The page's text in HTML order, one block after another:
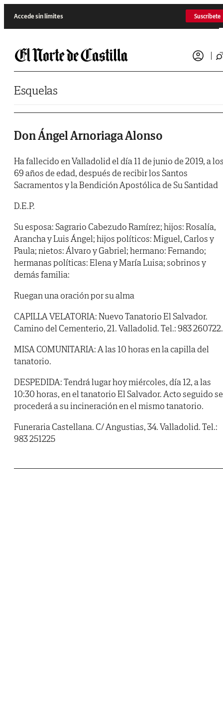
Accede sin límites Suscríbete
Esquelas
Don Ángel Arnoriaga Alonso
Ha fallecido en Valladolid el día 11 de junio de 2019, a
69 años de edad, después de recibir los Santos
Sacramentos y la Bendición Apostólica de Su Santidad
D.E.P.
Su esposa: Sagrario Cabezudo Ramírez; hijos: Rosalía,
Arancha y Luis Ángel; hijos políticos: Miguel, Carlos y
Paula; nietos: Álvaro y Gabriel; hermano: Fernando;
hermanas políticas: Elena y María Luisa; sobrinos y
demás familia:
Ruegan una oración por su alma
CAPILLA VELATORIA: Nuevo Tanatorio El Salvador.
Camino del Cementerio, 21. Valladolid. Tel.: 983 260722.
MISA COMUNITARIA: A las 10 horas en la capilla del
tanatorio.
DESPEDIDA: Tendrá lugar hoy miércoles, día 12, a las
10:30 horas, en el tanatorio El Salvador. Acto seguido se
procederá a su incineración en el mismo tanatorio.
Funeraria Castellana. C/ Angustias, 34. Valladolid. Tel.:
983 251225